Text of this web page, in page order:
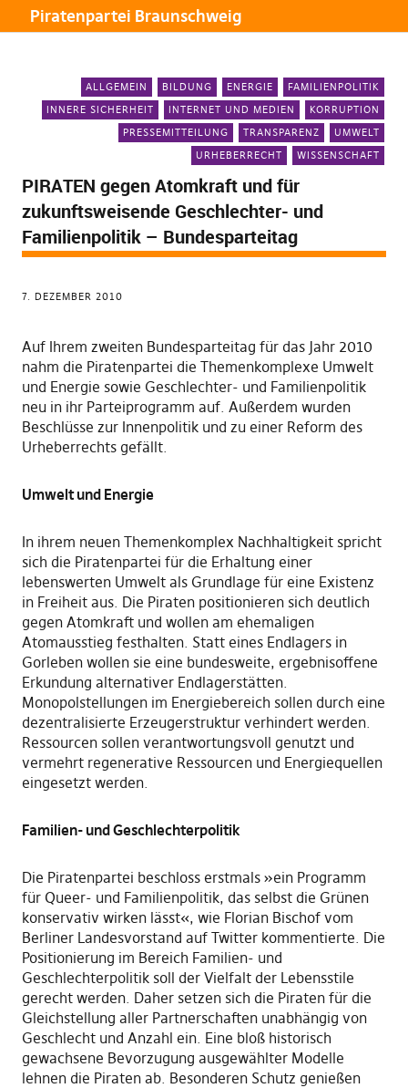
Piratenpartei Braunschweig
ALLGEMEIN BILDUNG ENERGIE
FAMILIENPOLITIK
INNERE SICHERHEIT
INTERNET UND MEDIEN
KORRUPTION
PRESSEMITTEILUNG
TRANSPARENZ
UMWELT
URHEBERRECHT
WISSENSCHAFT
PIRATEN gegen Atomkraft und für
zukunftsweisende Geschlechter- und
Familienpolitik – Bundesparteitag
7. DEZEMBER 2010
Auf Ihrem zweiten Bundesparteitag für das Jahr 2010
nahm die Piratenpartei die Themenkomplexe Umwelt
und Energie sowie Geschlechter- und Familienpolitik
neu in ihr Parteiprogramm auf. Außerdem wurden
Beschlüsse zur Innenpolitik und zu einer Reform des
Urheberrechts gefällt.
Umwelt und Energie
In ihrem neuen Themenkomplex Nachhaltigkeit spricht
sich die Piratenpartei für die Erhaltung einer
lebenswerten Umwelt als Grundlage für eine Existenz
in Freiheit aus. Die Piraten positionieren sich deutlich
gegen Atomkraft und wollen am ehemaligen
Atomausstieg festhalten. Statt eines Endlagers in
Gorleben wollen sie eine bundesweite, ergebnisoffene
Erkundung alternativer Endlagerstätten.
Monopolstellungen im Energiebereich sollen durch eine
dezentralisierte Erzeugerstruktur verhindert werden.
Ressourcen sollen verantwortungsvoll genutzt und
vermehrt regenerative Ressourcen und Energiequellen
eingesetzt werden.
Familien- und Geschlechterpolitik
Die Piratenpartei beschloss erstmals »ein Programm
für Queer- und Familienpolitik, das selbst die Grünen
konservativ wirken lässt«, wie Florian Bischof vom
Berliner Landesvorstand auf Twitter kommentierte. Die
Positionierung im Bereich Familien- und
Geschlechterpolitik soll der Vielfalt der Lebensstile
gerecht werden. Daher setzen sich die Piraten für die
Gleichstellung aller Partnerschaften unabhängig von
Geschlecht und Anzahl ein. Eine bloß historisch
gewachsene Bevorzugung ausgewählter Modelle
lehnen die Piraten ab. Besonderen Schutz genießen